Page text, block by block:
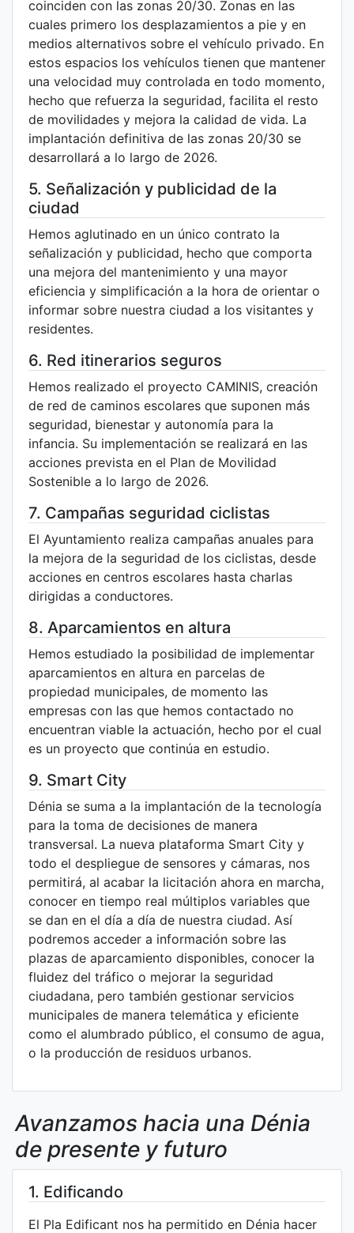
coinciden con las zonas 20/30. Zonas en las
cuales primero los desplazamientos a pie y en
medios alternativos sobre el vehículo privado. En
estos espacios los vehículos tienen que mantener
una velocidad muy controlada en todo momento,
hecho que refuerza la seguridad, facilita el resto
de movilidades y mejora la calidad de vida. La
implantación definitiva de las zonas 20/30 se
desarrollará a lo largo de 2026.
5. Señalización y publicidad de la
ciudad
Hemos aglutinado en un único contrato la
señalización y publicidad, hecho que comporta
una mejora del mantenimiento y una mayor
eficiencia y simplificación a la hora de orientar o
informar sobre nuestra ciudad a los visitantes y
residentes.
6. Red itinerarios seguros
Hemos realizado el proyecto CAMINIS, creación
de red de caminos escolares que suponen más
seguridad, bienestar y autonomía para la
infancia. Su implementación se realizará en las
acciones prevista en el Plan de Movilidad
Sostenible a lo largo de 2026.
7. Campañas seguridad ciclistas
El Ayuntamiento realiza campañas anuales para
la mejora de la seguridad de los ciclistas, desde
acciones en centros escolares hasta charlas
dirigidas a conductores.
8. Aparcamientos en altura
Hemos estudiado la posibilidad de implementar
aparcamientos en altura en parcelas de
propiedad municipales, de momento las
empresas con las que hemos contactado no
encuentran viable la actuación, hecho por el cual
es un proyecto que continúa en estudio.
9. Smart City
Dénia se suma a la implantación de la tecnología
para la toma de decisiones de manera
transversal. La nueva plataforma Smart City y
todo el despliegue de sensores y cámaras, nos
permitirá, al acabar la licitación ahora en marcha,
conocer en tiempo real múltiplos variables que
se dan en el día a día de nuestra ciudad. Así
podremos acceder a información sobre las
plazas de aparcamiento disponibles, conocer la
fluidez del tráfico o mejorar la seguridad
ciudadana, pero también gestionar servicios
municipales de manera telemática y eficiente
como el alumbrado público, el consumo de agua,
o la producción de residuos urbanos.
Avanzamos hacia una Dénia
de presente y futuro
1. Edificando
El Pla Edificant nos ha permitido en Dénia hacer